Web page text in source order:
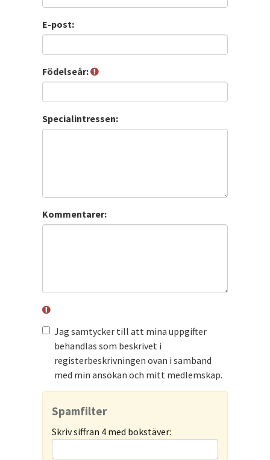
E-post:
Födelseår:
Specialintressen:
Kommentarer:
Jag samtycker till att mina uppgifter
behandlas som beskrivet i
registerbeskrivningen ovan i samband
med min ansökan och mitt medlemskap.
Spamfilter
Skriv siffran 4 med bokstäver: